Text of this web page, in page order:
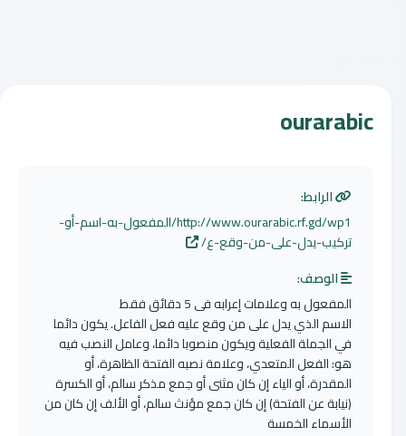
ourarabic
الرابط:
http://www.ourarabic.rf.gd/wp1/المفعول-به-اسم-أو-
تركيب-يدل-على-من-وقع-ع/
الوصف:
المفعول به وعلامات إعرابه فى 5 دقائق فقط​
الاسم الذي يدل على من وقع عليه فعل الفاعل. يكون دائما
في الجملة الفعلية ويكون منصوبا دائما، وعامل النصب فيه
هو: الفعل المتعدي، وعلامة نصبه الفتحة الظاهرة، أو
المقدرة، أو الياء إن كان مثنى أو جمع مذكر سالم، أو الكسرة
(نيابة عن الفتحة) إن كان جمع مؤنث سالم، أو الألف إن كان من
الأسماء الخمسة